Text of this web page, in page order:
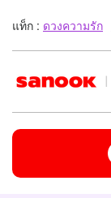
แท็ก : ดวงความรัก